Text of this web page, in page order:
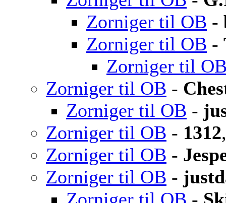
Zorniger til OB -
Zorniger til OB -
Zorniger til
Zorniger til OB -
Zorniger til OB -
Zorniger til OB - 1312
Zorniger til OB -
Zorniger til OB -